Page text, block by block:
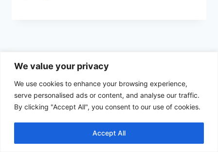
We value your privacy
We use cookies to enhance your browsing experience,
serve personalised ads or content, and analyse our traffic.
By clicking "Accept All", you consent to our use of cookies.
Accept All
Início
Política de Cookies
Política de Privacidade
Termos e Condições de Uso